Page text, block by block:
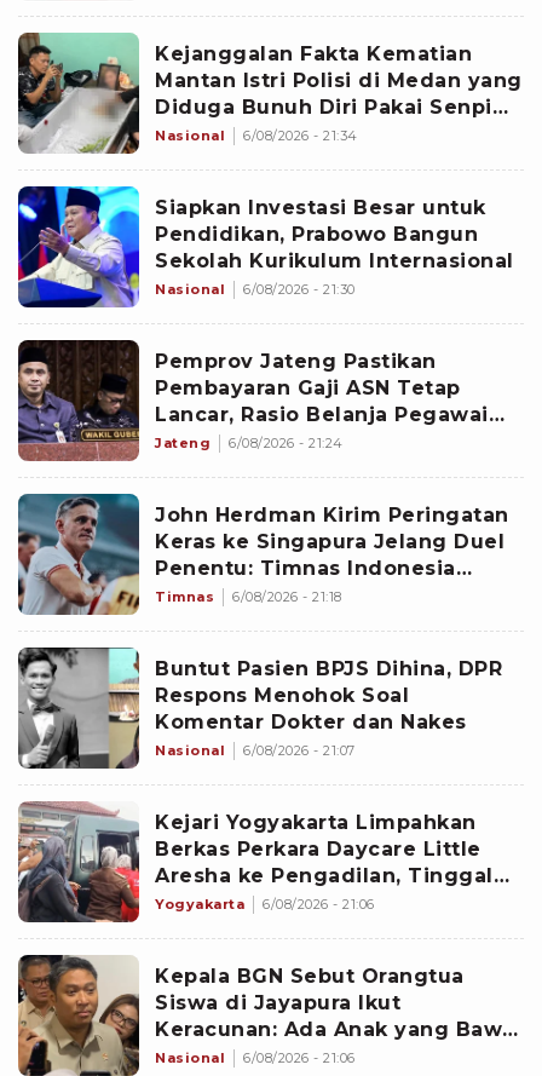
Kejanggalan Fakta Kematian
Mantan Istri Polisi di Medan yang
Diduga Bunuh Diri Pakai Senpi
Eks Suami di Kamar Mandi
Nasional 6/08/2026 - 21:34
Siapkan Investasi Besar untuk
Pendidikan, Prabowo Bangun
Sekolah Kurikulum Internasional
Nasional 6/08/2026 - 21:30
Pemprov Jateng Pastikan
Pembayaran Gaji ASN Tetap
Lancar, Rasio Belanja Pegawai
Masih di Bawah Ambang Batas
Jateng 6/08/2026 - 21:24
John Herdman Kirim Peringatan
Keras ke Singapura Jelang Duel
Penentu: Timnas Indonesia
Terluka dan Lapar Kemenangan
Timnas 6/08/2026 - 21:18
Buntut Pasien BPJS Dihina, DPR
Respons Menohok Soal
Komentar Dokter dan Nakes
Nasional 6/08/2026 - 21:07
Kejari Yogyakarta Limpahkan
Berkas Perkara Daycare Little
Aresha ke Pengadilan, Tinggal
Tunggu Jadwal Sidang
Yogyakarta 6/08/2026 - 21:06
Kepala BGN Sebut Orangtua
Siswa di Jayapura Ikut
Keracunan: Ada Anak yang Bawa
Pulang MBG
Nasional 6/08/2026 - 21:06